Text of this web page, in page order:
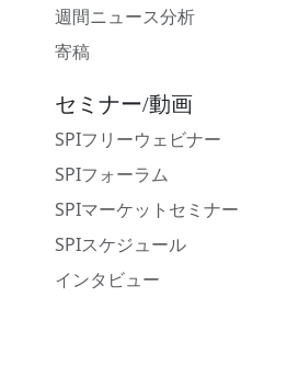
週間ニュース分析
寄稿
セミナー/動画
SPIフリーウェビナー
SPIフォーラム
SPIマーケットセミナー
SPIスケジュール
インタビュー